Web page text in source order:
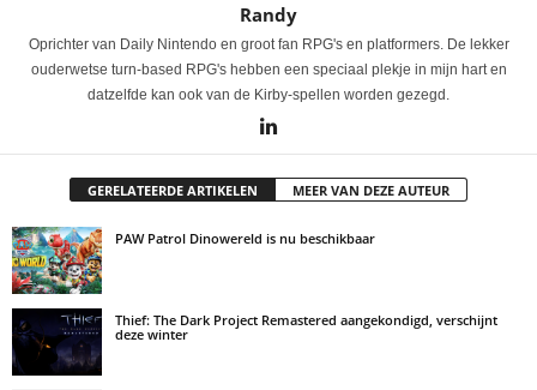
Randy
Oprichter van Daily Nintendo en groot fan RPG's en platformers. De lekker
ouderwetse turn-based RPG's hebben een speciaal plekje in mijn hart en
datzelfde kan ook van de Kirby-spellen worden gezegd.
GERELATEERDE ARTIKELEN MEER VAN DEZE AUTEUR
PAW Patrol Dinowereld is nu beschikbaar
Thief: The Dark Project Remastered aangekondigd, verschijnt
deze winter